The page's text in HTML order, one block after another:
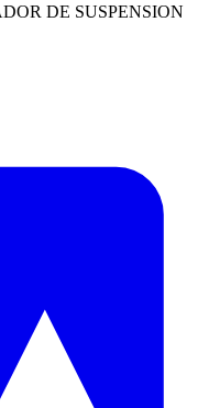
DE SUSPENSION